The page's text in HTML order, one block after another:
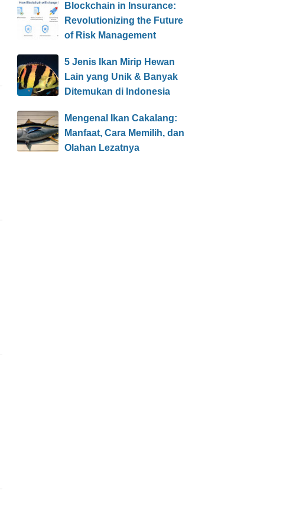
Blockchain in Insurance:
Revolutionizing the Future
of Risk Management
5 Jenis Ikan Mirip Hewan
Lain yang Unik & Banyak
Ditemukan di Indonesia
Mengenal Ikan Cakalang:
Manfaat, Cara Memilih, dan
Olahan Lezatnya